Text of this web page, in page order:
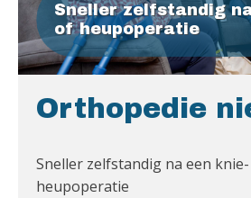
Sneller zelfstandig
of heupoperatie
Orthopedie
Sneller zelfstandig na een
heupoperatie